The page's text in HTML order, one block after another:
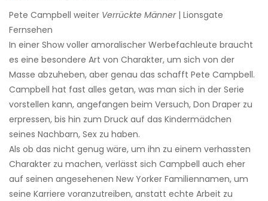
Pete Campbell weiter Verrückte Männer| Lionsgate
Fernsehen
In einer Show voller amoralischer Werbefachleute braucht
es eine besondere Art von Charakter, um sich von der
Masse abzuheben, aber genau das schafft Pete Campbell.
Campbell hat fast alles getan, was man sich in der Serie
vorstellen kann, angefangen beim Versuch, Don Draper zu
erpressen, bis hin zum Druck auf das Kindermädchen
seines Nachbarn, Sex zu haben.
Als ob das nicht genug wäre, um ihn zu einem verhassten
Charakter zu machen, verlässt sich Campbell auch eher
auf seinen angesehenen New Yorker Familiennamen, um
seine Karriere voranzutreiben, anstatt echte Arbeit zu